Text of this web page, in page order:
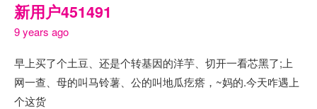
新用户451491
9 years ago
早上买了个土豆、还是个转基因的洋芋、切开一看芯黑了;上
网一查、母的叫马铃薯、公的叫地瓜疙瘩，~妈的.今天咋遇上
个这货